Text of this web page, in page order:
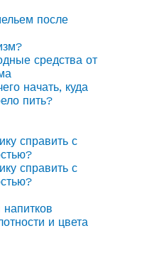
после
средства от
начать, куда
пить?
справить с
справить с
и цвета